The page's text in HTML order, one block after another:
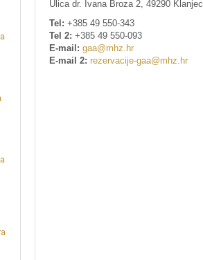
Ulica dr. Ivana Broza 2, 49290 Klanjec
Tel: +385 49 550-343
Tel 2: +385 49 550-093
E-mail: gaa@mhz.hr
E-mail 2: rezervacije-gaa@mhz.hr